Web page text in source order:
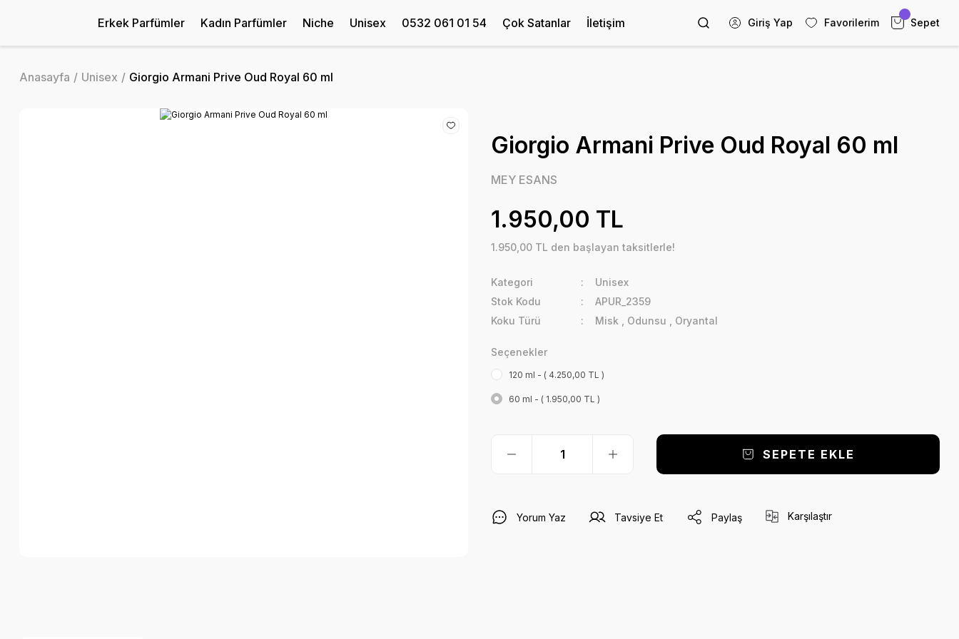
Erkek Parfümler Kadın Parfümler Niche Unisex 0532 061 01 54 Çok Satanlar İletişim Giriş Yap Favorilerim Sepet
Anasayfa Unisex Giorgio Armani Prive Oud Royal 60 ml
Giorgio Armani Prive Oud Royal 60 ml
MEY ESANS
1.950,00 TL
1.950,00 TL den başlayan taksitlerle!
Kategori
Unisex
Stok Kodu
APUR_2359
Koku Türü
Misk Odunsu Oryantal
Seçenekler
120 ml - ( 4.250,00 TL )
60 ml - ( 1.950,00 TL )
SEPETE EKLE
Yorum Yaz Tavsiye Et Paylaş Karşılaştır